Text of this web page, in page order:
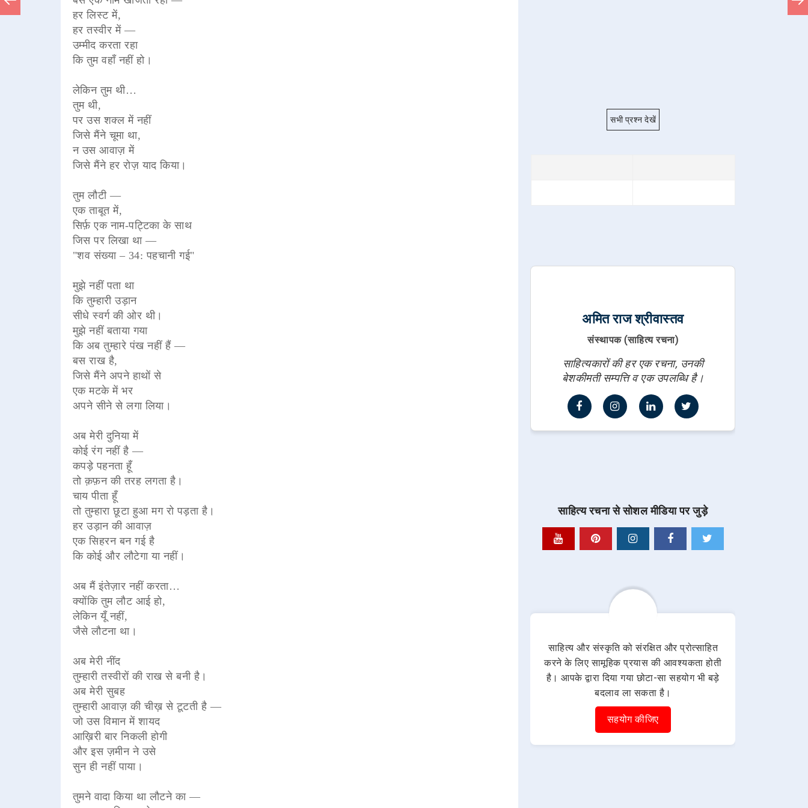
हर लिस्ट में,
हर तस्वीर में —
उम्मीद करता रहा
कि तुम वहाँ नहीं हो।
लेकिन तुम थी…
तुम थी,
पर उस शक्ल में नहीं
जिसे मैंने चूमा था,
न उस आवाज़ में
जिसे मैंने हर रोज़ याद किया।
तुम लौटी —
एक ताबूत में,
सिर्फ़ एक नाम-पट्टिका के साथ
जिस पर लिखा था —
"शव संख्या – 34: पहचानी गई"
मुझे नहीं पता था
कि तुम्हारी उड़ान
सीधे स्वर्ग की ओर थी।
मुझे नहीं बताया गया
कि अब तुम्हारे पंख नहीं हैं —
बस राख है,
जिसे मैंने अपने हाथों से
एक मटके में भर
अपने सीने से लगा लिया।
अब मेरी दुनिया में
कोई रंग नहीं है —
कपड़े पहनता हूँ
तो क़फ़न की तरह लगता है।
चाय पीता हूँ
तो तुम्हारा छूटा हुआ मग रो पड़ता है।
हर उड़ान की आवाज़
एक सिहरन बन गई है
कि कोई और लौटेगा या नहीं।
अब मैं इंतेज़ार नहीं करता…
क्योंकि तुम लौट आई हो,
लेकिन यूँ नहीं,
जैसे लौटना था।
अब मेरी नींद
तुम्हारी तस्वीरों की राख से बनी है।
अब मेरी सुबह
तुम्हारी आवाज़ की चीख़ से टूटती है —
जो उस विमान में शायद
आख़िरी बार निकली होगी
और इस ज़मीन ने उसे
सुन ही नहीं पाया।
तुमने वादा किया था लौटने का —
सभी प्रश्न देखें
अमित राज श्रीवास्तव
संस्थापक (साहित्य रचना)
साहित्यकारों की हर एक रचना, उनकी
बेशकीमती सम्पत्ति व एक उपलब्धि है।
साहित्य रचना से सोशल मीडिया पर जुड़े
साहित्य और संस्कृति को संरक्षित और प्रोत्साहित
करने के लिए सामूहिक प्रयास की आवश्यकता होती
है। आपके द्वारा दिया गया छोटा-सा सहयोग भी बड़े
बदलाव ला सकता है।
सहयोग कीजिए